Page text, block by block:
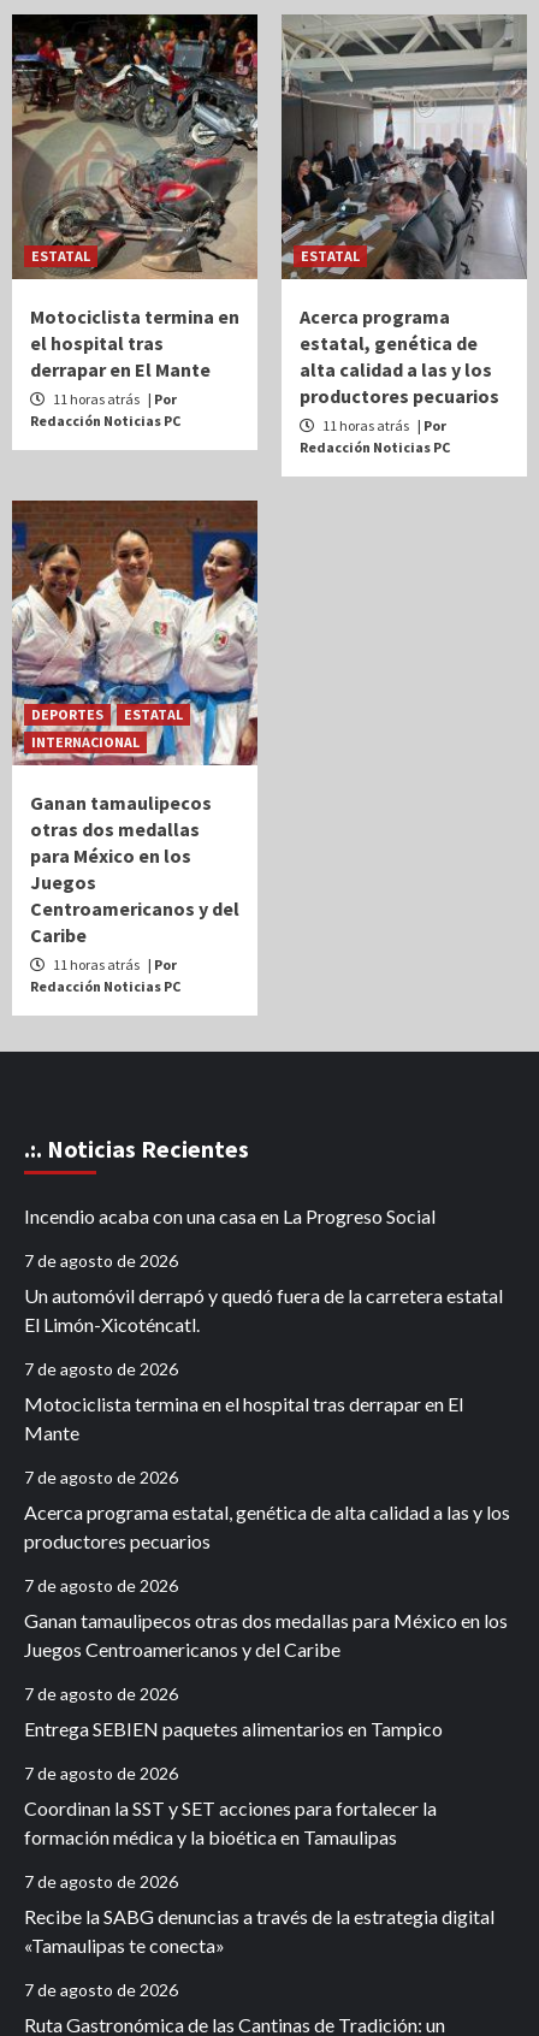
ESTATAL
Motociclista termina en
el hospital tras
derrapar en El Mante
11 horas atrás | Por
Redacción Noticias PC
ESTATAL
Acerca programa
estatal, genética de
alta calidad a las y los
productores pecuarios
11 horas atrás | Por
Redacción Noticias PC
DEPORTES
ESTATAL
INTERNACIONAL
Ganan tamaulipecos
otras dos medallas
para México en los
Juegos
Centroamericanos y del
Caribe
11 horas atrás | Por
Redacción Noticias PC
.:. Noticias Recientes
Incendio acaba con una casa en La Progreso Social
7 de agosto de 2026
Un automóvil derrapó y quedó fuera de la carretera estatal
El Limón-Xicoténcatl.
7 de agosto de 2026
Motociclista termina en el hospital tras derrapar en El
Mante
7 de agosto de 2026
Acerca programa estatal, genética de alta calidad a las y los
productores pecuarios
7 de agosto de 2026
Ganan tamaulipecos otras dos medallas para México en los
Juegos Centroamericanos y del Caribe
7 de agosto de 2026
Entrega SEBIEN paquetes alimentarios en Tampico
7 de agosto de 2026
Coordinan la SST y SET acciones para fortalecer la
formación médica y la bioética en Tamaulipas
7 de agosto de 2026
Recibe la SABG denuncias a través de la estrategia digital
«Tamaulipas te conecta»
7 de agosto de 2026
Ruta Gastronómica de las Cantinas de Tradición: un